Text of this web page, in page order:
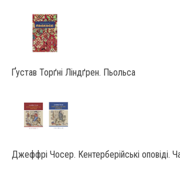
Ґустав Торґні Ліндґрен. Пьольса
Джеффрі Чосер. Кентерберійські оповіді.